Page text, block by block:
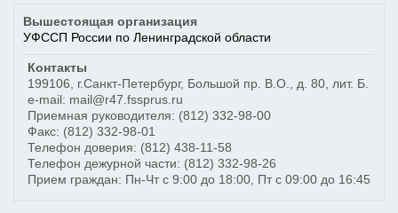
Вышестоящая организация
УФССП России по Ленинградской области
Контакты
199106
г.Санкт-Петербург, Большой пр. В.О., д. 80, лит. Б.
e-mail: mail@r47.fssprus.ru
Приемная руководителя: (812) 332-98-00
Факс: (812) 332-98-01
Телефон доверия: (812) 438-11-58
Телефон дежурной части: (812) 332-98-26
Прием граждан: Пн-Чт с 9:00 до 18:00, Пт с 09:00 до 16:45